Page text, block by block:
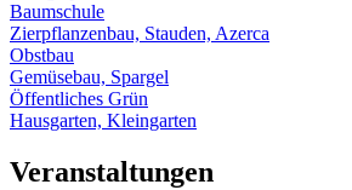
Baumschule
Zierpflanzenbau, Stauden, Azerca
Obstbau
Gemüsebau, Spargel
Öffentliches Grün
Hausgarten, Kleingarten
Veranstaltungen